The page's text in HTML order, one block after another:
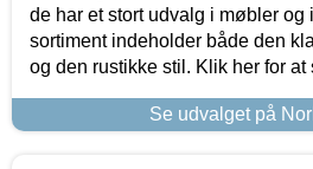
de har et stort udvalg i møbler og
sortiment indeholder både den
og den rustikke stil. Klik her for at
Se udvalget på